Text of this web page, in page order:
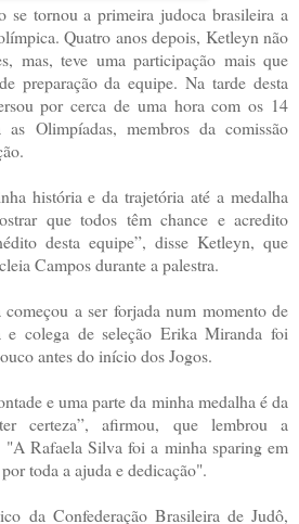
se tornou a primeira judoca brasileira a
Quatro anos depois, Ketleyn não
mas, teve uma participação mais que
preparação da equipe. Na tarde desta
por cerca de uma hora com os 14
as Olimpíadas, membros da comissão
história e da trajetória até a medalha
que todos têm chance e acredito
desta equipe”, disse Ketleyn, que
Campos durante a palestra.
a ser forjada num momento de
e colega de seleção Erika Miranda foi
antes do início dos Jogos.
e uma parte da minha medalha é da
certeza”, afirmou, que lembrou a
"A Rafaela Silva foi a minha sparing em
toda a ajuda e dedicação".
da Confederação Brasileira de Judô,